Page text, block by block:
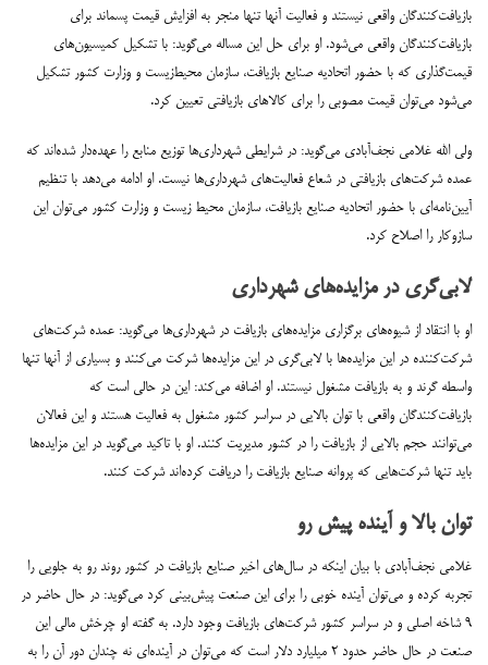
بازیافت‌کنندگان واقعی نیستند و فعالیت آنها تنها منجر به افزایش قیمت پسماند برای
بازیافت‌کنندگان واقعی می‌شود. او برای حل این مساله می‌گوید: با تشکیل کمیسیون‌های
قیمت‌گذاری که با حضور اتحادیه صنایع بازیافت، ‌سازمان محیط‌زیست و وزارت کشور تشکیل
می‌شود می‌توان قیمت مصوبی را برای کالاهای بازیافتی تعیین کرد.
ولی الله غلامی نجف‌آبادی می‌گوید: در شرایطی شهرداری‌ها توزیع منابع را عهده‌دار شده‌اند که
عمده شرکت‌های بازیافتی در شعاع فعالیت‌های شهرداری‌ها نیست. او ادامه می‌دهد با تنظیم
آیین‌نامه‌ای با حضور اتحادیه صنایع بازیافت، سازمان محیط زیست و وزارت کشور می‌توان این
ساز‌و‌کار را اصلاح کرد.
لابی‌گری در مزایده‌های شهرداری
او با انتقاد از شیوه‌‌های برگزاری مزایده‌های بازیافت در شهرداری‌ها می‌گوید: عمده شرکت‌های
شرکت‌کننده در این مزایده‌ها با لابی‌گری در این مزایده‌ها شرکت می‌کنند و بسیاری از آنها تنها
واسطه گرند و به بازیافت مشغول نیستند. او اضافه می‌کند: این در حالی است که
بازیافت‌کنندگان واقعی با توان بالایی در سراسر کشور مشغول به فعالیت‌ هستند و این فعالان
می‌توانند حجم بالایی از بازیافت را در کشور مدیریت کنند. او با تاکید می‌گوید در این مزایده‌ها
باید تنها شرکت‌هایی که پروانه صنایع بازیافت را دریافت کرده‌اند شرکت کنند.
توان بالا و آینده پیش رو
غلامی نجف‌آبادی با بیان اینکه در سال‌های اخیر صنایع بازیافت در کشور روند رو به جلویی را
تجربه کرده و می‌توان آینده خوبی را برای این صنعت پیش‌بینی کرد می‌گوید: در حال حاضر در
۹ شاخه اصلی و در سراسر کشور شرکت‌های بازیافت وجود دارد. به گفته او چرخش مالی این
صنعت در حال حاضر حدود ۲ میلیارد دلار است که می‌توان در آینده‌ای نه چندان دور آن را به